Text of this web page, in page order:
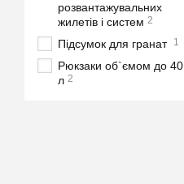
розвантажувальних
жилетів і систем 2
Підсумок для гранат 1
Рюкзаки об`ємом до 40
л 2